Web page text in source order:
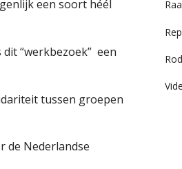
een soort héél
“werkbezoek” een
tussen groepen
de Nederlandse